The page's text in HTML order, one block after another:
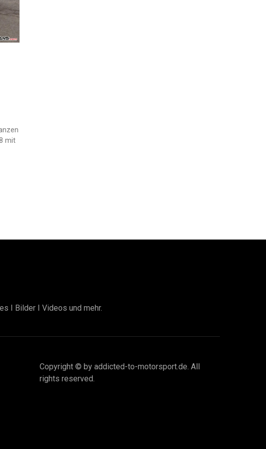
mit
I Bilder I Videos und mehr.
Copyright © by addicted-to-motorsport.de. All
rights reserved.